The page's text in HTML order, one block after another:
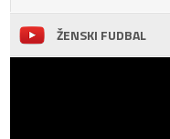
ŽENSKI FUDBAL